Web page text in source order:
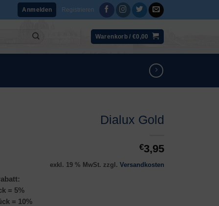
Anmelden Registrieren
Warenkorb /€0,00
Dialux Gold
€3,95
exkl. 19 % MwSt. zzgl. Versandkosten
= 5%
= 10%